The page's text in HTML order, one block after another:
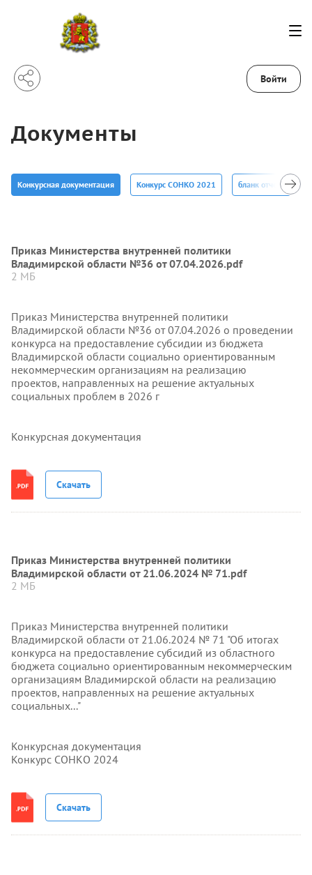
Войти
Документы
Конкурсная документация Конкурс СОНКО 2021 бланк отчета
Приказ Министерства внутренней политики
Владимирской области №36 от 07.04.2026.pdf
2 МБ
Приказ Министерства внутренней политики
Владимирской области №36 от 07.04.2026 о проведении
конкурса на предоставление субсидии из бюджета
Владимирской области социально ориентированным
некоммерческим организациям на реализацию
проектов, направленных на решение актуальных
социальных проблем в 2026 г
Конкурсная документация
Скачать
Приказ Министерства внутренней политики
Владимирской области от 21.06.2024 № 71.pdf
2 МБ
Приказ Министерства внутренней политики
Владимирской области от 21.06.2024 № 71 "Об итогах
конкурса на предоставление субсидий из областного
бюджета социально ориентированным некоммерческим
организациям Владимирской области на реализацию
проектов, направленных на решение актуальных
социальных..."
Конкурсная документация
Конкурс СОНКО 2024
Скачать